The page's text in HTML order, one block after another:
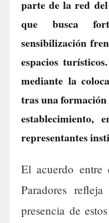
parte de la red
que busca
sensibilización
espacios
mediante la
tras una formación
establecimiento,
representantes
El acuerdo
Paradores
presencia de